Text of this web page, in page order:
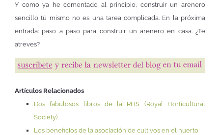
Y como ya he comentado al principio, construir un arenero
sencillo tú mismo no es una tarea complicada. En la próxima
entrada: paso a paso para construir un arenero en casa. ¿Te
atreves?
Artículos Relacionados
Dos fabulosos libros de la RHS (Royal Horticultural
Society)
Los beneficios de la asociación de cultivos en el huerto